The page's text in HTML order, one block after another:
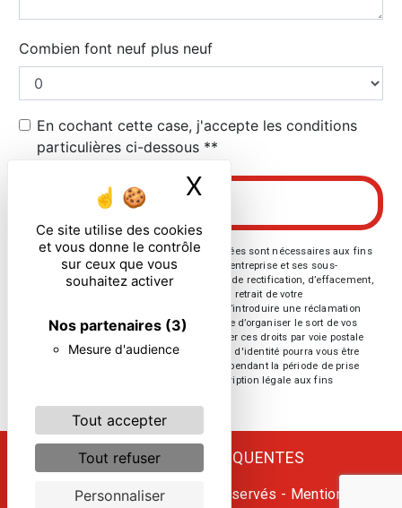
Ce site utilise des cookies
et vous donne le contrôle
sur ceux que vous
souhaitez activer
Nos partenaires (3)
Mesure d'audience
Tout accepter
Tout refuser
Personnaliser
X Masquer le
Combien font neuf plus neuf
En cochant cette case, j'accepte les conditions
particulières ci-dessous **
** Les données personnelles communiquées sont nécessaires aux fins
de vous contacter. Elles sont destinées à l'entreprise et ses sous-
traitants. Vous disposez de droits d’accès, de rectification, d’effacement,
de portabilité, de limitation, d’opposition, de retrait de votre
consentement à tout moment et du droit d’introduire une réclamation
auprès d’une autorité de contrôle, ainsi que d’organiser le sort de vos
données post-mortem. Vous pouvez exercer ces droits par voie postale
ou par courrier électronique. Un justificatif d'identité pourra vous être
demandé. Nous conservons vos données pendant la période de prise
de contact puis pendant la durée de prescription légale aux fins
RECHERCHES FRÉQUENTES
Vistalid- 2026 - Tous droits réservés - Mentions